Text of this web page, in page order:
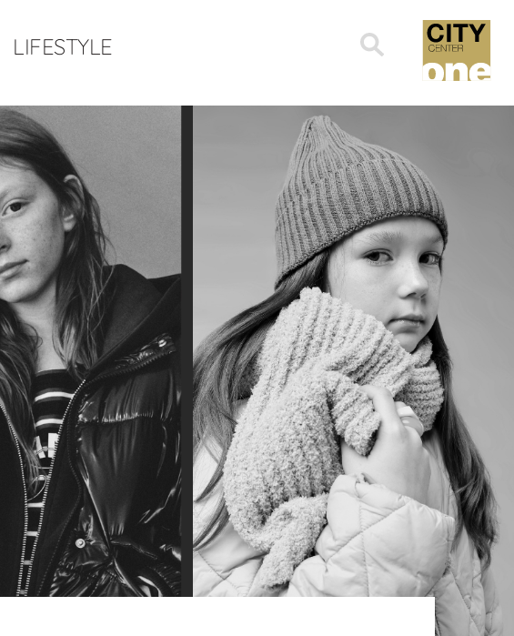
Search
for:
LIFESTYLE